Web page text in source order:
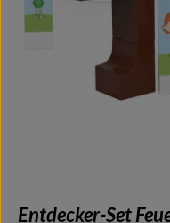
Entdecker-Set